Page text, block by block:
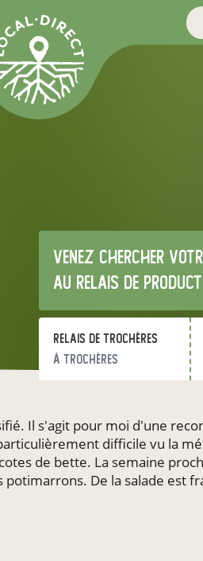
Venez chercher
au relais de
Relais de Trochères
à Trochères
Il s'agit pour moi d'une
difficile vu la
de bette. La semaine
De la salade est